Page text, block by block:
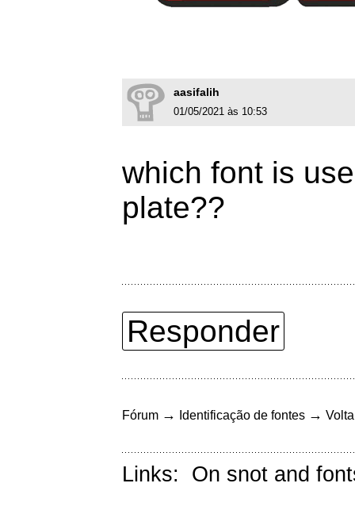
aasifalih
01/05/2021 às 10:53
which font is
plate??
Responder
Fórum → Identificação de fontes →
Links: On snot and